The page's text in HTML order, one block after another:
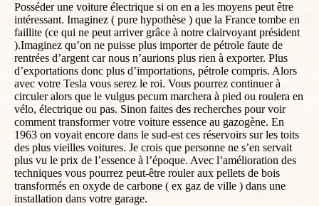
Posséder une voiture électrique si on en a les moyens peut être
intéressant. Imaginez ( pure hypothèse ) que la France tombe en
faillite (ce qui ne peut arriver grâce à notre clairvoyant président
).Imaginez qu’on ne puisse plus importer de pétrole faute de
rentrées d’argent car nous n’aurions plus rien à exporter. Plus
d’exportations donc plus d’importations, pétrole compris. Alors
avec votre Tesla vous serez le roi. Vous pourrez continuer à
circuler alors que le vulgus pecum marchera à pied ou roulera en
vélo, électrique ou pas. Sinon faites des recherches pour voir
comment transformer votre voiture essence au gazogène. En
1963 on voyait encore dans le sud-est ces réservoirs sur les toits
des plus vieilles voitures. Je crois que personne ne s’en servait
plus vu le prix de l’essence à l’époque. Avec l’amélioration des
techniques vous pourrez peut-être rouler aux pellets de bois
transformés en oxyde de carbone ( ex gaz de ville ) dans une
installation dans votre garage.